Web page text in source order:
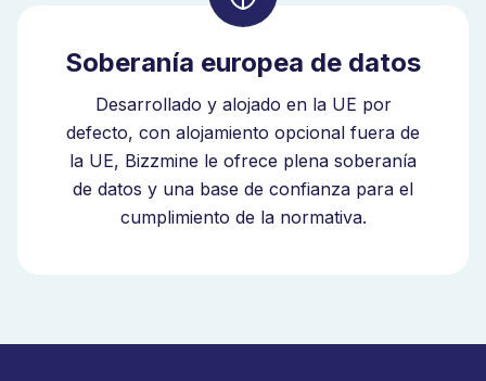
Soberanía europea de datos
Desarrollado y alojado en la UE por
defecto, con alojamiento opcional fuera de
la UE, Bizzmine le ofrece plena soberanía
de datos y una base de confianza para el
cumplimiento de la normativa.